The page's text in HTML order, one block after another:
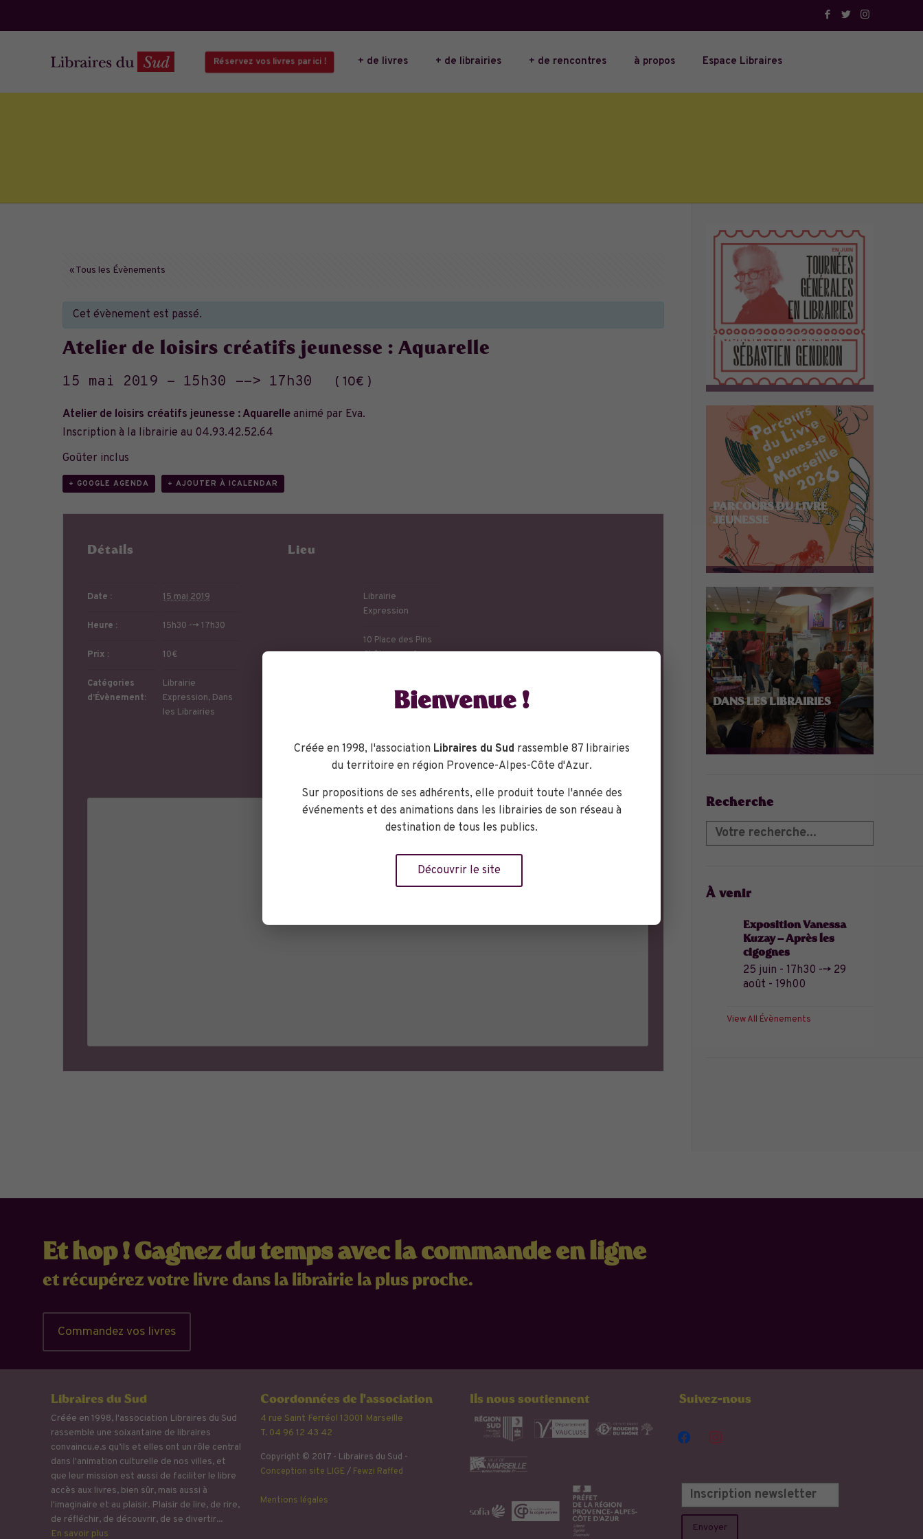
Réservez vos livres par ici ! + de livres + de librairies + de rencontres à propos Espace Libraires
« Tous les Évènements
Cet évènement est passé.
Atelier de loisirs créatifs jeunesse : Aquarelle
15 mai 2019 - 15h30 --> 17h30 10€
Atelier de loisirs créatifs jeunesse : Aquarelle animé par Eva.
Inscription à la librairie au 04.93.42.52.64
Goûter inclus
+ GOOGLE AGENDA + AJOUTER À ICALENDAR
Détails
Date : 15 mai 2019
Heure : 15h30 --> 17h30
Prix : 10€
Catégories
d’Évènement:
Librairie
Expression, Dans
les Librairies
Lieu
Librairie
Expression
10 Place des Pins
Châteauneuf -
Site :
http://www.librairie-
expression.com/
TOURNÉES GÉNÉRALES
PARCOURS DU LIVRE
JEUNESSE
DANS LES LIBRAIRIES
Recherche
À venir
Exposition Vanessa
Kuzay – Après les
cigognes
25 juin - 17h30 --> 29
août - 19h00
View All Évènements
Et hop ! Gagnez du temps avec la commande en ligne
et récupérez votre livre dans la librairie la plus proche.
Commandez vos livres
Libraires du Sud
Créée en 1998, l'association Libraires du Sud
rassemble une soixantaine de libraires
convaincu.e.s qu’ils et elles ont un rôle central
dans l'animation culturelle de nos villes, et
que leur mission est aussi de faciliter le libre
accès aux livres, bien sûr, mais aussi à
l'imaginaire et au plaisir. Plaisir de lire, de rire,
de réfléchir, de découvrir, de se divertir...
En savoir plus
Coordonnées de l'association
4 rue Saint Ferréol 13001 Marseille
T. 04 96 12 43 42
Copyright © 2017 - Libraires du Sud -
Conception site LIGE / Fewzi Raffed
Mentions légales
Ils nous soutiennent Suivez-nous
facebookinstagram
Bienvenue !
Créée en 1998, l'association Libraires du Sud rassemble 87 librairies
du territoire en région Provence-Alpes-Côte d'Azur.
Sur propositions de ses adhérents, elle produit toute l'année des
événements et des animations dans les librairies de son réseau à
destination de tous les publics.
Découvrir le site